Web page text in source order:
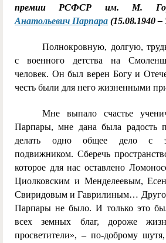
премии РСФСР им. М.
Анатольевич Парпара (15.08.1940 –
Полнокровную, долгую,
с военного детства на
человек. Он был верен Богу и
честь были для него жизненными
Мне выпало счастье
Парпары, мне дана была радость
делать одно общее дело с
подвижником. Сберечь
которое для нас оставлено
Циолковским и Менделеевым,
Свиридовым и Гаврилиным…
Парпары не было. И только это
всех земных благ, дороже
просветители», – по-доброму